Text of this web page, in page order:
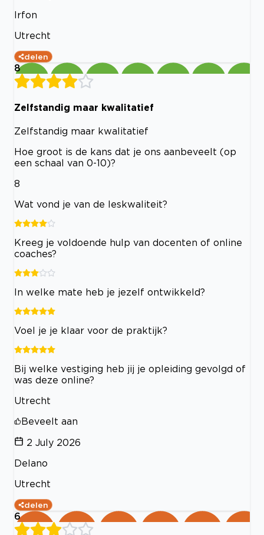
Irfon
Utrecht
delen
8
Zelfstandig maar kwalitatief
Zelfstandig maar kwalitatief
Hoe groot is de kans dat je ons aanbeveelt (op
een schaal van 0-10)?
8
Wat vond je van de leskwaliteit?
Kreeg je voldoende hulp van docenten of online
coaches?
In welke mate heb je jezelf ontwikkeld?
Voel je je klaar voor de praktijk?
Bij welke vestiging heb jij je opleiding gevolgd of
was deze online?
Utrecht
Beveelt aan
2 July 2026
Delano
Utrecht
delen
6